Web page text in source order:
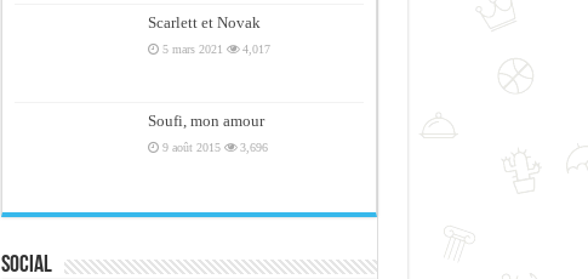
Scarlett et Novak
5 mars 2021 4,017
Soufi, mon amour
9 août 2015 3,696
Social